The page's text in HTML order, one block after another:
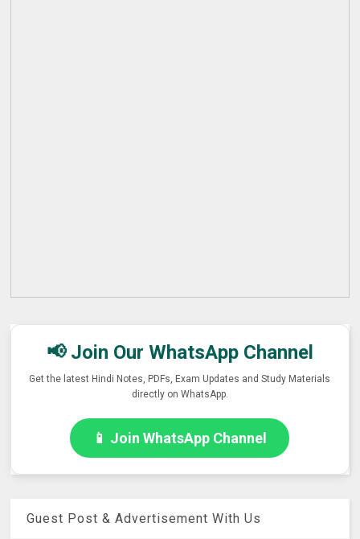
📢 Join Our WhatsApp Channel
Get the latest Hindi Notes, PDFs, Exam Updates and Study Materials
directly on WhatsApp.
📱 Join WhatsApp Channel
Guest Post & Advertisement With Us